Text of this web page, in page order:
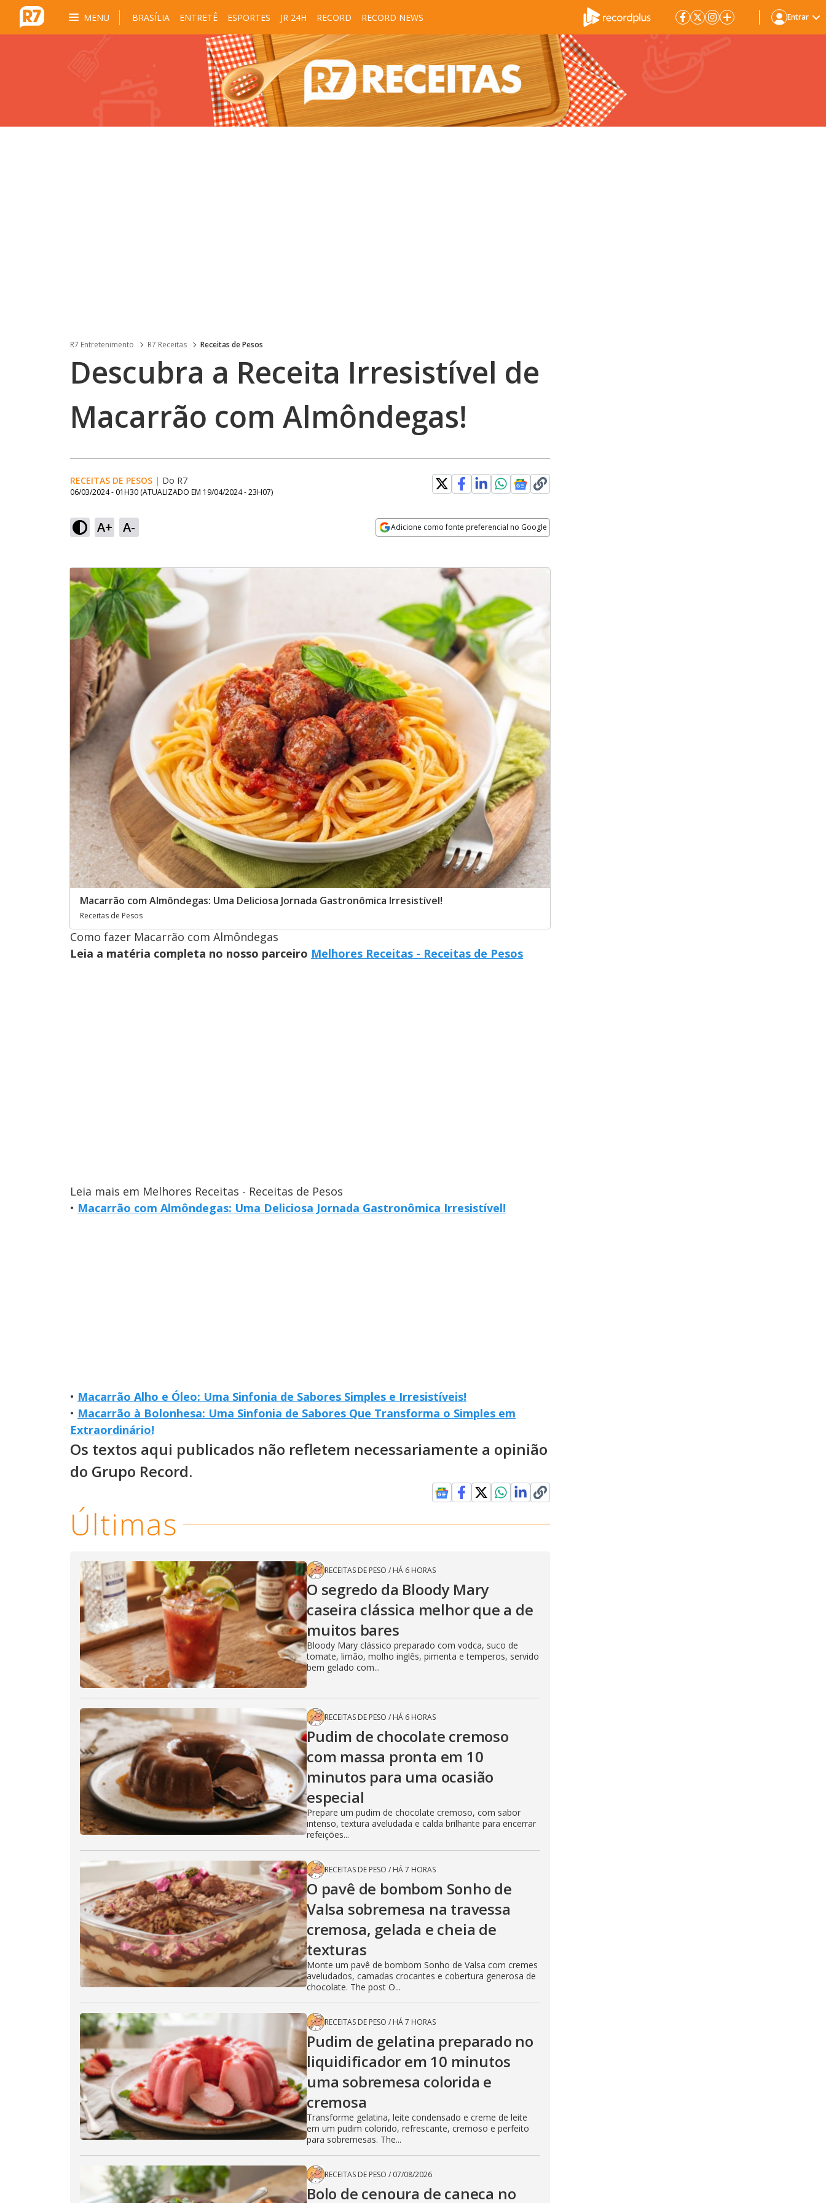
MENU BRASÍLIA ENTRETÊ ESPORTES JR 24H RECORD RECORD NEWS Entrar
R7 Entretenimento R7 Receitas Receitas de Pesos
Descubra a Receita Irresistível de
Macarrão com Almôndegas!
RECEITAS DE PESOS | Do R7
06/03/2024 - 01H30 (ATUALIZADO EM 19/04/2024 - 23H07)
A+ A- Adicione como fonte preferencial no Google
Macarrão com Almôndegas: Uma Deliciosa Jornada Gastronômica Irresistível!
Receitas de Pesos
Como fazer Macarrão com Almôndegas
Leia a matéria completa no nosso parceiro Melhores Receitas - Receitas de Pesos
Leia mais em Melhores Receitas - Receitas de Pesos
• Macarrão com Almôndegas: Uma Deliciosa Jornada Gastronômica Irresistível!
• Macarrão Alho e Óleo: Uma Sinfonia de Sabores Simples e Irresistíveis!
• Macarrão à Bolonhesa: Uma Sinfonia de Sabores Que Transforma o Simples em
Extraordinário!
Os textos aqui publicados não refletem necessariamente a opinião
do Grupo Record.
Últimas
RECEITAS DE PESO / HÁ 6 HORAS
O segredo da Bloody Mary
caseira clássica melhor que a de
muitos bares
Bloody Mary clássico preparado com vodca, suco de
tomate, limão, molho inglês, pimenta e temperos, servido
bem gelado com...
RECEITAS DE PESO / HÁ 6 HORAS
Pudim de chocolate cremoso
com massa pronta em 10
minutos para uma ocasião
especial
Prepare um pudim de chocolate cremoso, com sabor
intenso, textura aveludada e calda brilhante para encerrar
refeições...
RECEITAS DE PESO / HÁ 7 HORAS
O pavê de bombom Sonho de
Valsa sobremesa na travessa
cremosa, gelada e cheia de
texturas
Monte um pavê de bombom Sonho de Valsa com cremes
aveludados, camadas crocantes e cobertura generosa de
chocolate. The post O...
RECEITAS DE PESO / HÁ 7 HORAS
Pudim de gelatina preparado no
liquidificador em 10 minutos
uma sobremesa colorida e
cremosa
Transforme gelatina, leite condensado e creme de leite
em um pudim colorido, refrescante, cremoso e perfeito
para sobremesas. The...
RECEITAS DE PESO / 07/08/2026
Bolo de cenoura de caneca no